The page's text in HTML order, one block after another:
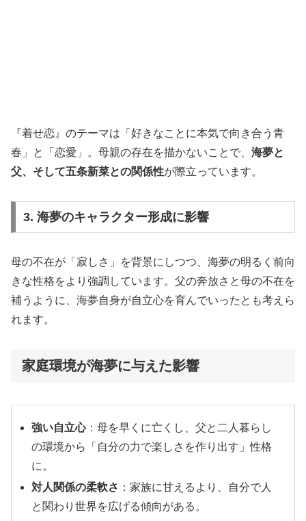
『着せ恋』のテーマは「好きなことに本気で向き合う青
春」と「恋愛」。母親の存在を描かないことで、 海夢と
父、そして五条新菜との関係性が際立っています。
3. 海夢のキャラクター形成に影響
母の不在が「寂しさ」を背景にしつつ、海夢の明るく前向
きな性格をより強調しています。父の奔放さと母の不在を
補うように、海夢自身が自立心を育んでいったとも考えら
れます。
家庭環境が海夢に与えた影響
強い自立心：母を早くに亡くし、父と二人暮らし
の環境から「自分の力で楽しさを作り出す」性格
に。
対人関係の柔軟さ ：家族に甘えるより、自分で人
と関わり世界を広げる傾向がある。